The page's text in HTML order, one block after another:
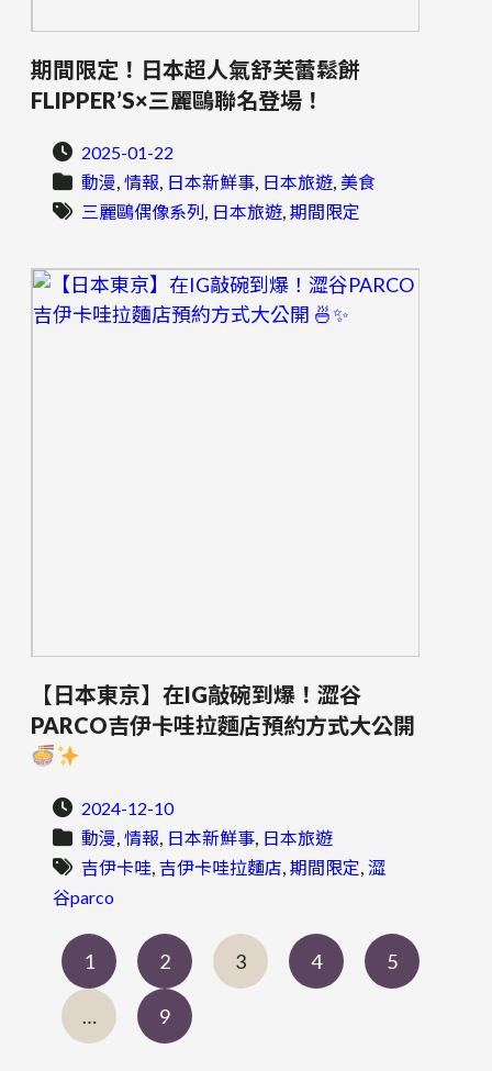
期間限定！日本超人氣舒芙蕾鬆餅
FLIPPER’S×三麗鷗聯名登場！
2025-01-22
動漫, 情報, 日本新鮮事, 日本旅遊, 美食
三麗鷗偶像系列 , 日本旅遊, 期間限定
【日本東京】在IG敲碗到爆！澀谷
PARCO吉伊卡哇拉麵店預約方式大公開
2024-12-10
動漫, 情報, 日本新鮮事, 日本旅遊
吉伊卡哇, 吉伊卡哇拉麵店, 期間限定, 澀
谷parco
1 2 3 4 5
… 9